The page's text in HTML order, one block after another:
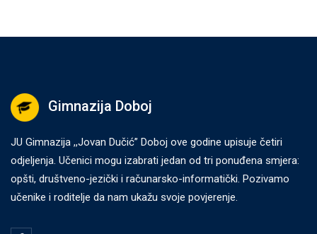
Gimnazija Doboj
JU Gimnazija ,,Jovan Dučić” Doboj ove godine upisuje četiri
odjeljenja. Učenici mogu izabrati jedan od tri ponuđena smjera:
opšti, društveno-jezički i računarsko-informatički. Pozivamo
učenike i roditelje da nam ukažu svoje povjerenje.